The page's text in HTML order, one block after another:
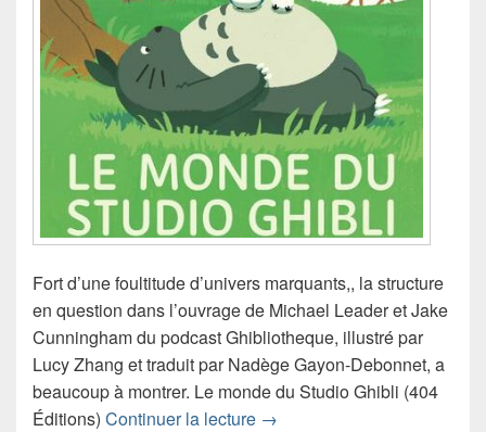
Fort d’une foultitude d’univers marquants,, la structure
en question dans l’ouvrage de Michael Leader et Jake
Cunningham du podcast Ghibliotheque, illustré par
Lucy Zhang et traduit par Nadège Gayon-Debonnet, a
beaucoup à montrer. Le monde du Studio Ghibli (404
Éditions) Continuer la lecture Chronique livre
→